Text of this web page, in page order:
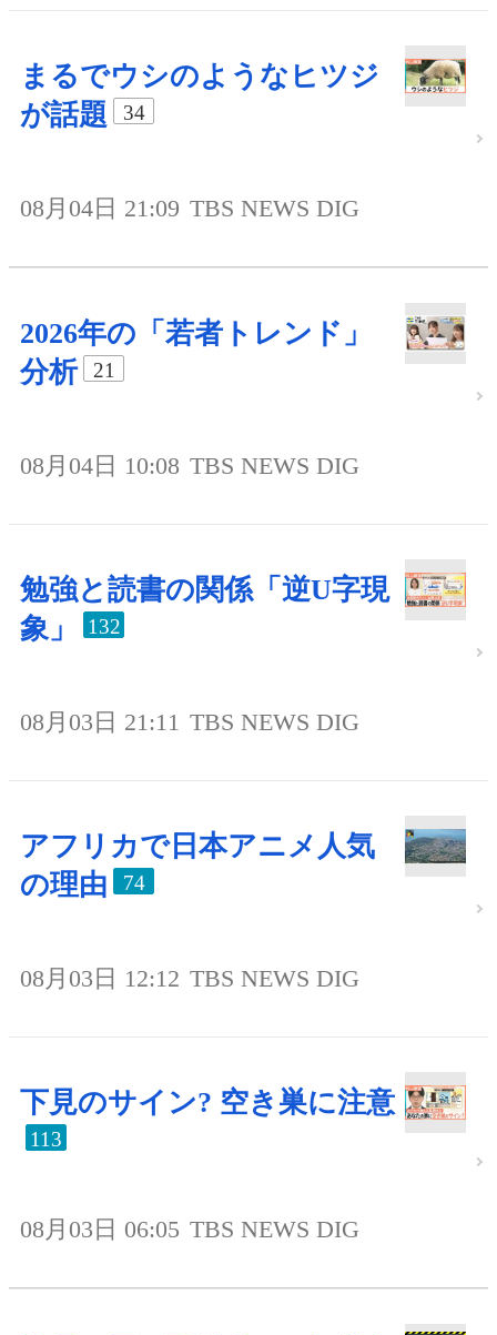
まるでウシのようなヒツジ
が話題
34
08月04日 21:09 TBS NEWS DIG
2026年の「若者トレンド」
分析
21
08月04日 10:08 TBS NEWS DIG
勉強と読書の関係「逆U字現
象」
132
08月03日 21:11 TBS NEWS DIG
アフリカで日本アニメ人気
の理由
74
08月03日 12:12 TBS NEWS DIG
下見のサイン? 空き巣に注意
113
08月03日 06:05 TBS NEWS DIG